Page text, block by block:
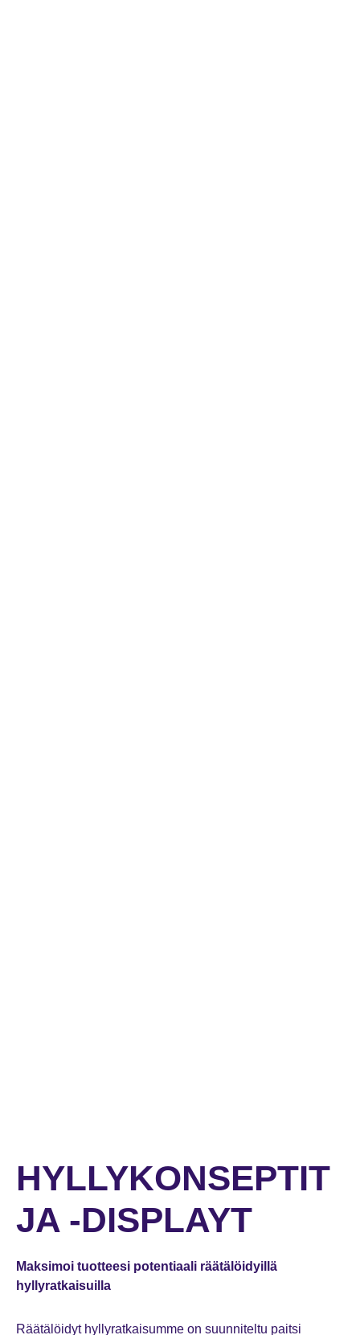
HYLLYKONSEPTIT
JA -DISPLAYT
Maksimoi tuotteesi potentiaali räätälöidyillä
hyllyratkaisuilla
Räätälöidyt hyllyratkaisumme on suunniteltu paitsi